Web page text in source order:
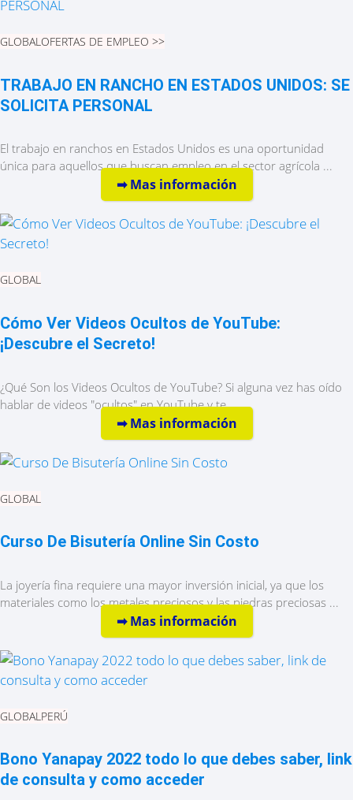
GLOBALOFERTAS DE EMPLEO >>
TRABAJO EN RANCHO EN ESTADOS UNIDOS: SE
SOLICITA PERSONAL
El trabajo en ranchos en Estados Unidos es una oportunidad
única para aquellos que buscan empleo en el sector agrícola ...
➡︎ Mas información
GLOBAL
Cómo Ver Videos Ocultos de YouTube:
¡Descubre el Secreto!
¿Qué Son los Videos Ocultos de YouTube? Si alguna vez has oído
hablar de videos "ocultos" en YouTube y te ...
➡︎ Mas información
GLOBAL
Curso De Bisutería Online Sin Costo
La joyería fina requiere una mayor inversión inicial, ya que los
materiales como los metales preciosos y las piedras preciosas ...
➡︎ Mas información
GLOBAL PERÚ
Bono Yanapay 2022 todo lo que debes saber, link
de consulta y como acceder